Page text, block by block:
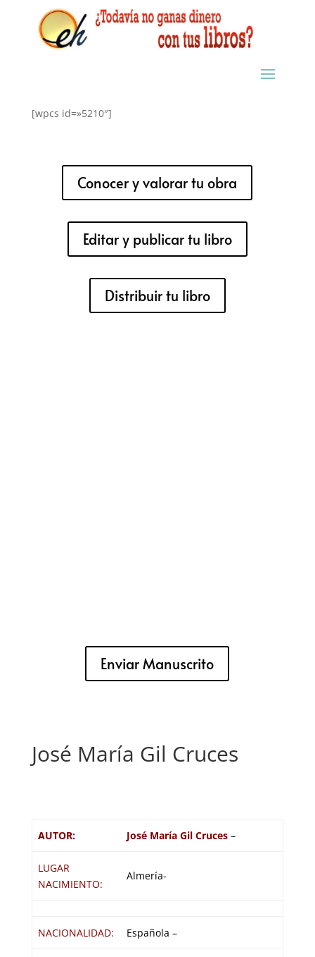
[wpcs id=»5210″]
Conocer y valorar tu obra
Editar y publicar tu libro
Distribuir tu libro
Enviar Manuscrito
José María Gil Cruces
AUTOR: José María Gil Cruces –
LUGAR
NACIMIENTO:
Almería-
NACIONALIDAD: Española –